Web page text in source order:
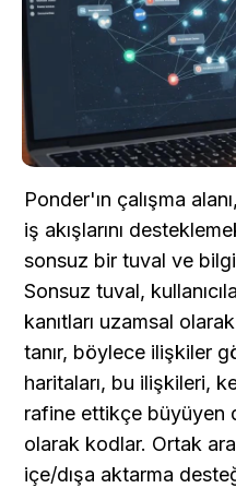
Ponder'ın çalışma
iş akışlarını
sonsuz bir tuval ve
Sonsuz tuval,
kanıtları uzamsal
tanır, böylece ilişkiler
haritaları, bu ilişkileri,
rafine ettikçe büyüyen
olarak kodlar. Ortak
içe/dışa aktarma